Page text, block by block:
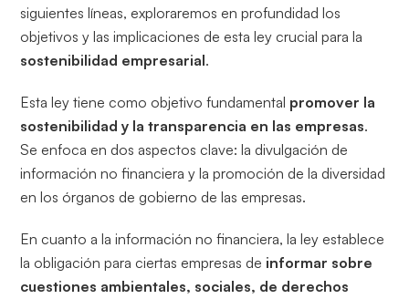
siguientes líneas, exploraremos en profundidad los
objetivos y las implicaciones de esta ley crucial para la
sostenibilidad empresarial.
Esta ley tiene como objetivo fundamental promover la
sostenibilidad y la transparencia en las empresas.
Se enfoca en dos aspectos clave: la divulgación de
información no financiera y la promoción de la diversidad
en los órganos de gobierno de las empresas.
En cuanto a la información no financiera, la ley establece
la obligación para ciertas empresas de informar sobre
cuestiones ambientales, sociales, de derechos